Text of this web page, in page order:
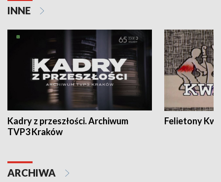
INNE
Kadry z przeszłości. Archiwum
TVP3 Kraków
Felietony
ARCHIWA